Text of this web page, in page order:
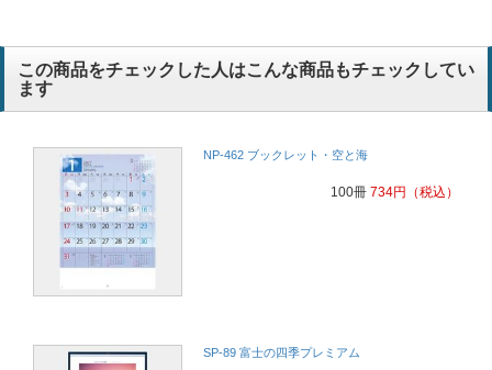
この商品をチェックした人はこんな商品もチェックしてい
ます
NP-462 ブックレット・空と海
100冊 734円 （税込）
SP-89 富士の四季プレミアム